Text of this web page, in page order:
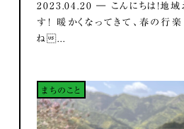
2023.04.20 ― こんにちは！地域
す！ 暖かくなってきて、春の行
ね...
まちのこと